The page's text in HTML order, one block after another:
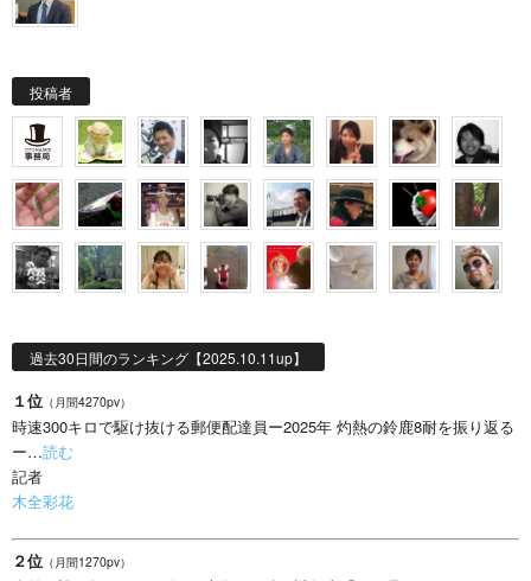
投稿者
過去30日間のランキング【2025.10.11up】
１位 （月間4270pv）
時速300キロで駆け抜ける郵便配達員ー2025年 灼熱の鈴鹿8耐を振り返る
ー…読む
記者
木全彩花
２位 （月間1270pv）